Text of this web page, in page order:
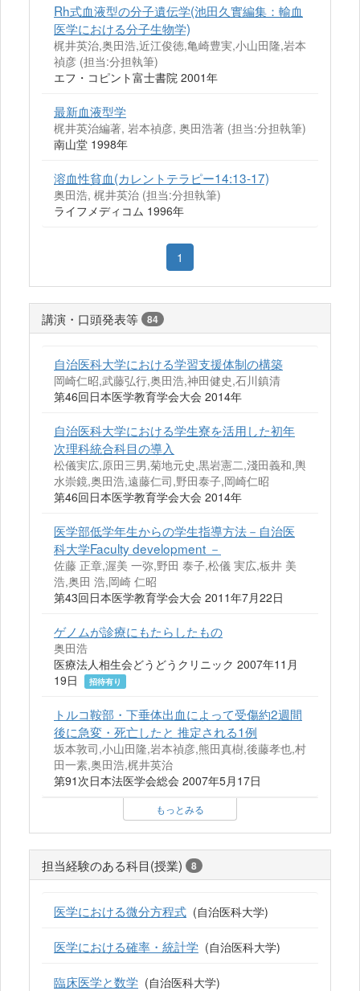
Rh式血液型の分子遺伝学(池田久實編集：輸血
医学における分子生物学)
梶井英治,奥田浩,近江俊徳,亀崎豊実,小山田隆,岩本
禎彦 (担当:分担執筆)
エフ・コピント富士書院 2001年
最新血液型学
梶井英治編著, 岩本禎彦, 奥田浩著 (担当:分担執筆)
南山堂 1998年
溶血性貧血(カレントテラピー14:13-17)
奥田浩, 梶井英治 (担当:分担執筆)
ライフメディコム 1996年
1
講演・口頭発表等 84
自治医科大学における学習支援体制の構築
岡崎仁昭,武藤弘行,奥田浩,神田健史,石川鎮清
第46回日本医学教育学会大会 2014年
自治医科大学における学生寮を活用した初年
次理科統合科目の導入
松儀実広,原田三男,菊地元史,黒岩憲二,淺田義和,輿
水崇鏡,奥田浩,遠藤仁司,野田泰子,岡崎仁昭
第46回日本医学教育学会大会 2014年
医学部低学年生からの学生指導方法－自治医
科大学Faculty development －
佐藤 正章,渥美 一弥,野田 泰子,松儀 実広,板井 美
浩,奥田 浩,岡崎 仁昭
第43回日本医学教育学会大会 2011年7月22日
ゲノムが診療にもたらしたもの
奥田浩
医療法人相生会どうどうクリニック 2007年11月
19日
招待有り
トルコ鞍部・下垂体出血によって受傷約2週間
後に急変・死亡したと 推定される1例
坂本敦司,小山田隆,岩本禎彦,熊田真樹,後藤孝也,村
田一素,奥田浩,梶井英治
第91次日本法医学会総会 2007年5月17日
もっとみる
担当経験のある科目(授業) 8
医学における微分方程式 (自治医科大学)
医学における確率・統計学 (自治医科大学)
臨床医学と数学 (自治医科大学)